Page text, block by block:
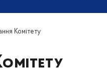
Комітету